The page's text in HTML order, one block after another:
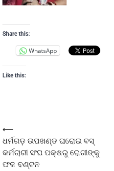
Share this:
WhatsApp
Like this:
⟵
ଧର୍ମଗଡ଼ ଉପଖଣ୍ଡ ଘରୋଇ ବସ୍
କର୍ମଚାରୀ ସଂଘ ପକ୍ଷରୁ ରୋଗୀଙ୍କୁ
ଫଳ ବଣ୍ଟନ